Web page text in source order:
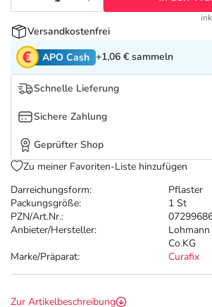
Tierapotheke
Vitamine & Mineralstoffe
Marken
Salus Deals
Darreichungsform:
Pflaster
Packungsgröße:
1 St
PZN/Art.Nr.:
Anbieter/Hersteller:
Co.KG
Marke/Präparat:
Curafix
Versandkostenfrei
APO Cash +1,06 € sammeln
Schnelle Lieferung
Sichere Zahlung
Geprüfter Shop
Zu meiner Favoriten-Liste hinzufügen
Zur Artikelbeschreibung